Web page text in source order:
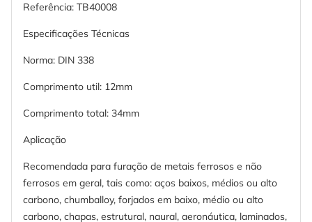
Referência: TB40008
Especificações Técnicas
Norma: DIN 338
Comprimento util: 12mm
Comprimento total: 34mm
Aplicação
Recomendada para furação de metais ferrosos e não
ferrosos em geral, tais como: aços baixos, médios ou alto
carbono, chumballoy, forjados em baixo, médio ou alto
carbono, chapas, estrutural, naural, aeronáutica, laminados,